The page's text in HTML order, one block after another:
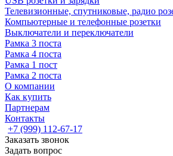
Телевизионные, спутниковые, радио
Компьютерные и телефонные розетки
Выключатели и переключатели
Рамка 3 поста
Рамка 4 поста
Рамка 1 пост
Рамка 2 поста
О компании
Как купить
Партнерам
Контакты
+7 (999) 112-67-17
Заказать звонок
Задать вопрос